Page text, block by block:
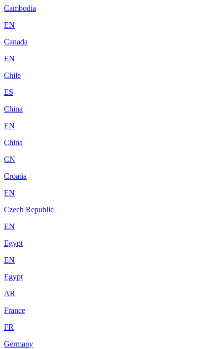
Cambodia
EN
Canada
EN
Chile
ES
China
EN
China
CN
Croatia
EN
Czech Republic
EN
Egypt
EN
Egypt
AR
France
FR
Germany